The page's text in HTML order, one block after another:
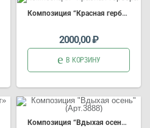
Композиция “Красная гербера”
2000,00₽
В КОРЗИНУ
Композиция “Вдыхая осень” (Арт.3888)